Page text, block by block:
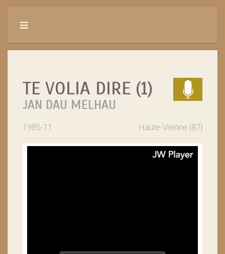
TE VOLIA DIRE (1)
JAN DAU MELHAU
1985-11 Haute-Vienne (87)